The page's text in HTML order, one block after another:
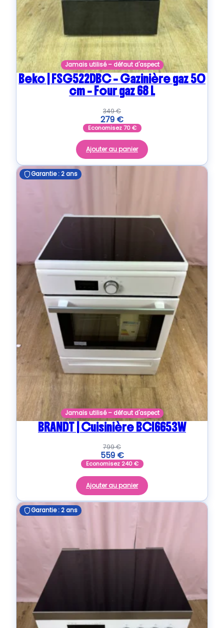
Jamais utilisé – défaut d'aspect
Beko | FSG522DBC – Gazinière gaz 50
cm – Four gaz 68 L
349€
279 €
Economisez70€
Ajouter au panier
Garantie : 2 ans
Jamais utilisé – défaut d'aspect
BRANDT | Cuisinière BCI6653W
799€
559 €
Economisez 240€
Ajouter au panier
Garantie : 2 ans